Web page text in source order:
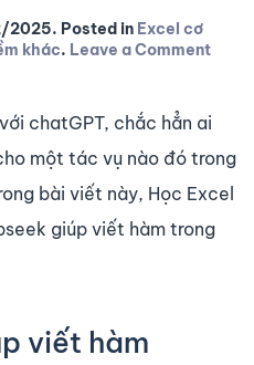
2025. Posted in Excel cơ
khác. Leave a Comment
chatGPT, chắc hẳn ai
một tác vụ nào đó trong
bài viết này, Học Excel
giúp viết hàm trong
viết hàm